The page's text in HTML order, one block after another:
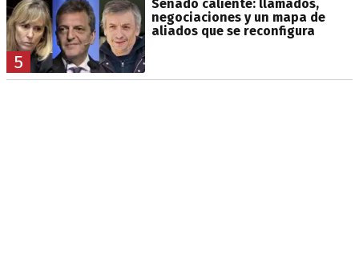
5
Senado caliente: llamados,
negociaciones y un mapa de
aliados que se reconfigura